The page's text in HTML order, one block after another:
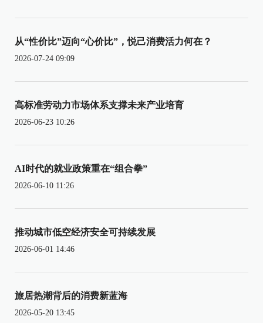
从“性价比”迈向“心价比”，悦己消费活力何在？
2026-07-24 09:09
高标准劳动力市场体系支撑未来产业培育
2026-06-23 10:26
AI时代的就业政策重在“组合拳”
2026-06-10 11:26
推动城市低空经济安全可持续发展
2026-06-01 14:46
旅居热潮背后的消费新蓝海
2026-05-20 13:45